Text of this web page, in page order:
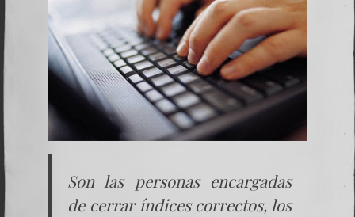
Son las personas encargadas
de cerrar índices correctos, los